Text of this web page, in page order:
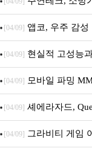
니터·스마트 펫 침대
[04/09] 앱코, 우주 감성
브랜드데이 기획전 진
[04/09] 현실적 고성능
M.2 NVMe 디앤디컴
[04/09] 모바일 파밍
[04/09] 셰에라자드,
내 정식 출시
[04/09] 그라비티 게임